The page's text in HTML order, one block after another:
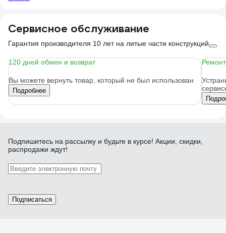
Сервисное обслуживание
Гарантия производителя 10 лет на литые части конструкций
120 дней обмен и возврат
Вы можете вернуть товар, который не был использован
Подробнее
Подпишитесь на рассылку и будьте в курсе! Акции, скидки,
распродажи ждут!
Подписаться